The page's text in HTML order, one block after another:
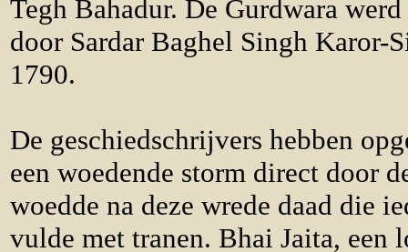
Tegh Bahadur. De Gurdwara
door Sardar Baghel Singh Karor-
1790.
De geschiedschrijvers hebben
een woedende storm direct door
woedde na deze wrede daad die
vulde met tranen. Bhai Jaita, een